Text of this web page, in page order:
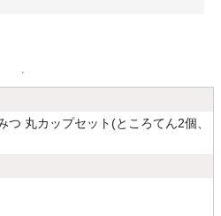
丸カップセット(ところてん2個、